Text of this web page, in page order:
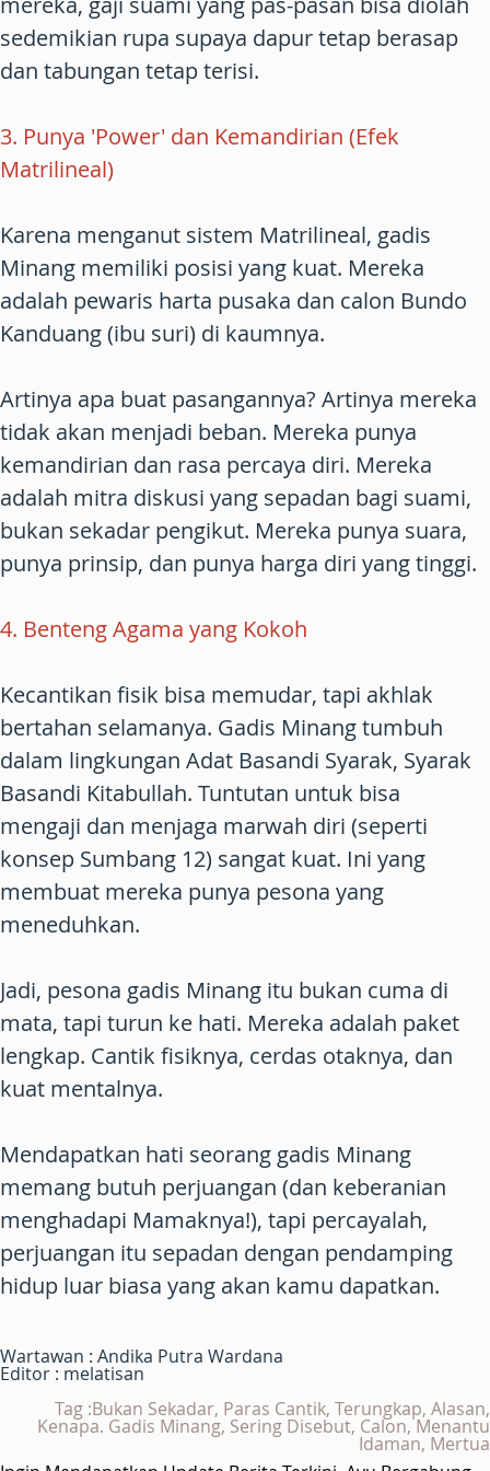
sedemikian rupa supaya dapur tetap berasap
dan tabungan tetap terisi.
3. Punya 'Power' dan Kemandirian (Efek
Matrilineal)
Karena menganut sistem Matrilineal, gadis
Minang memiliki posisi yang kuat. Mereka
adalah pewaris harta pusaka dan calon Bundo
Kanduang (ibu suri) di kaumnya.
Artinya apa buat pasangannya? Artinya mereka
tidak akan menjadi beban. Mereka punya
kemandirian dan rasa percaya diri. Mereka
adalah mitra diskusi yang sepadan bagi suami,
bukan sekadar pengikut. Mereka punya suara,
punya prinsip, dan punya harga diri yang tinggi.
4. Benteng Agama yang Kokoh
Kecantikan fisik bisa memudar, tapi akhlak
bertahan selamanya. Gadis Minang tumbuh
dalam lingkungan Adat Basandi Syarak, Syarak
Basandi Kitabullah. Tuntutan untuk bisa
mengaji dan menjaga marwah diri (seperti
konsep Sumbang 12) sangat kuat. Ini yang
membuat mereka punya pesona yang
meneduhkan.
Jadi, pesona gadis Minang itu bukan cuma di
mata, tapi turun ke hati. Mereka adalah paket
lengkap. Cantik fisiknya, cerdas otaknya, dan
kuat mentalnya.
Mendapatkan hati seorang gadis Minang
memang butuh perjuangan (dan keberanian
menghadapi Mamaknya!), tapi percayalah,
perjuangan itu sepadan dengan pendamping
hidup luar biasa yang akan kamu dapatkan.
Wartawan : Andika Putra Wardana
Editor : melatisan
Tag :Bukan Sekadar, Paras Cantik, Terungkap, Alasan,
Kenapa. Gadis Minang, Sering Disebut, Calon, Menantu
Idaman, Mertua